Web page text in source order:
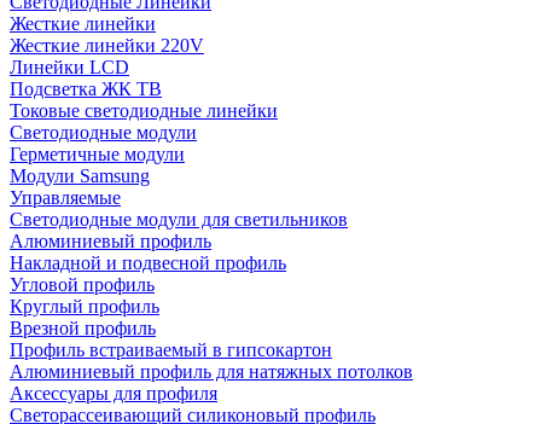
Жесткие линейки
Жесткие линейки 220V
Линейки LCD
Подсветка ЖК ТВ
Токовые светодиодные линейки
Светодиодные модули
Герметичные модули
Модули Samsung
Управляемые
Светодиодные модули для светильников
Алюминиевый профиль
Накладной и подвесной профиль
Угловой профиль
Круглый профиль
Врезной профиль
Профиль встраиваемый в гипсокартон
Алюминиевый профиль для натяжных потолков
Аксессуары для профиля
Светорассеивающий силиконовый профиль